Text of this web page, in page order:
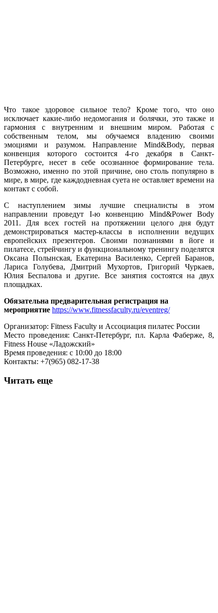
Что такое здоровое сильное тело? Кроме того, что оно
исключает какие-либо недомогания и болячки, это также и
гармония с внутренним и внешним миром. Работая с
собственным телом, мы обучаемся владению своими
эмоциями и разумом. Направление Mind&Body, первая
конвенция которого состоится 4-го декабря в Санкт-
Петербурге, несет в себе осознанное формирование тела.
Возможно, именно по этой причине, оно столь популярно в
мире, в мире, где каждодневная суета не оставляет времени на
контакт с собой.
С наступлением зимы лучшие специалисты в этом
направлении проведут I-ю конвенцию Mind&Power Body
2011. Для всех гостей на протяжении целого дня будут
демонстрироваться мастер-классы в исполнении ведущих
европейских презентеров. Своими познаниями в йоге и
пилатесе, стрейчингу и функциональному тренингу поделятся
Оксана Полынская, Екатерина Василенко, Сергей Баранов,
Лариса Голубева, Дмитрий Мухортов, Григорий Чуркаев,
Юлия Беспалова и другие. Все занятия состоятся на двух
площадках.
Обязательна предварительная регистрация на
мероприятие https://www.fitnessfaculty.ru/eventreg/
Организатор: Fitness Faculty и Ассоциация пилатес России
Место проведения: Санкт-Петербург, пл. Карла Фаберже, 8,
Fitness House «Ладожский»
Время проведения: с 10:00 до 18:00
Контакты: +7(965) 082-17-38
Читать еще